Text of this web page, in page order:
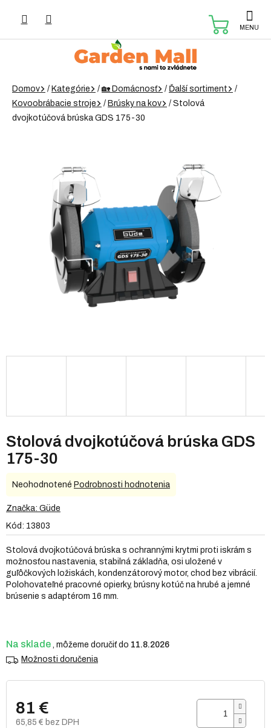
Domov / Kategórie / 🏡 Domácnosť / Ďalší sortiment
/
Kovoobrábacie stroje
/ Brúsky na kov / Stolová
dvojkotúčová brúska GDS 175-30
Stolová dvojkotúčová brúska GDS
175-30
Kód: 13803
Na sklade
11.8.2026
Možnosti doručenia
81 €
65,85 € bez DPH
Stolová dvojkotúčová brúska s ochrannými krytmi proti iskrám s
možnosťou nastavenia, stabilná základňa, osi uložené v
guľôčkových ložiskách, kondenzátorový motor, chod bez vibrácií.
Polohovateľné pracovné opierky, brúsny kotúč na hrubé a jemné
brúsenie s adaptérom 16 mm.
Priemerné
produktu
0,0
5
hviezdičiek.
Neohodnotené Podrobnosti hodnotenia
Značka: Güde